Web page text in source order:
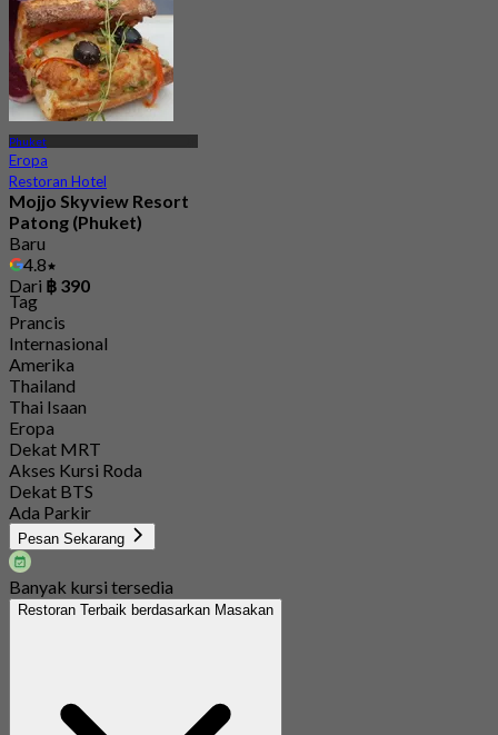
Phuket
Eropa
Restoran Hotel
Mojjo Skyview Resort
Patong (Phuket)
Baru
4.8
Dari ฿ 390
Tag
Prancis
Internasional
Amerika
Thailand
Thai Isaan
Eropa
Dekat MRT
Akses Kursi Roda
Dekat BTS
Ada Parkir
Pesan Sekarang
Banyak kursi tersedia
Restoran Terbaik berdasarkan Masakan